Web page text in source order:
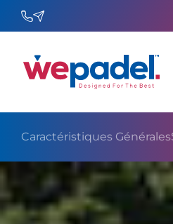
Caractéristiques Générales